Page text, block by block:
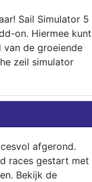
Sail Simulator 5
on. Hiermee kunt
van de groeiende
zeil simulator
afgerond.
races gestart met
Bekijk de